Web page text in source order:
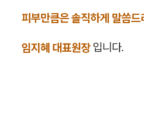
피부만큼은 솔직하게 말씀드
임지혜 대표원장입니다.